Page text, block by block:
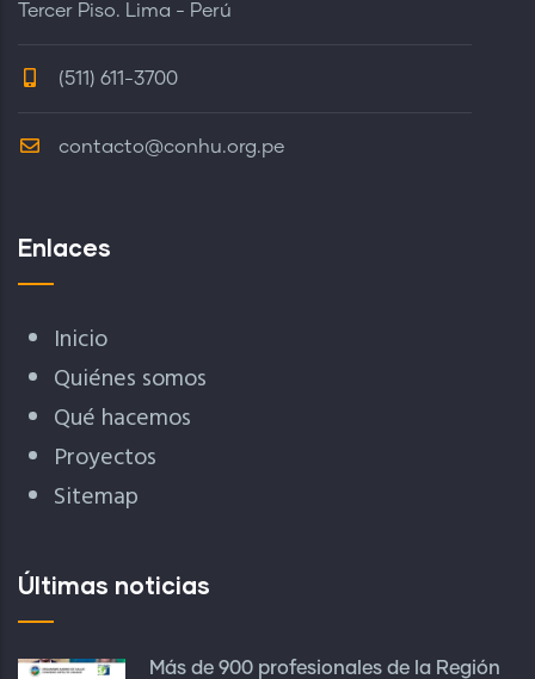
Tercer Piso. Lima - Perú
(511) 611-3700
contacto@conhu.org.pe
Enlaces
Inicio
Quiénes somos
Qué hacemos
Proyectos
Sitemap
Últimas noticias
Más de 900 profesionales de la Región